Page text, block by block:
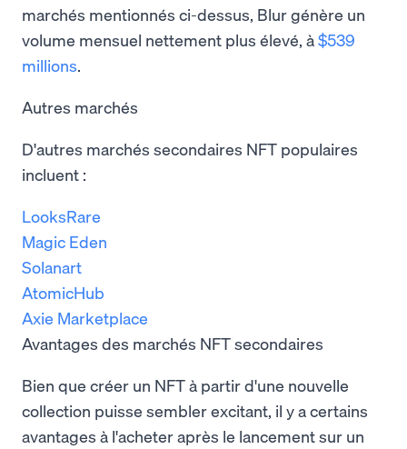
marchés mentionnés ci-dessus, Blur génère un
volume mensuel nettement plus élevé, à $539
millions
Autres marchés
D'autres marchés secondaires NFT populaires
incluent :
LooksRare
Magic Eden
Solanart
AtomicHub
Axie Marketplace
Avantages des marchés NFT secondaires
Bien que créer un NFT à partir d'une nouvelle
collection puisse sembler excitant, il y a certains
avantages à l'acheter après le lancement sur un